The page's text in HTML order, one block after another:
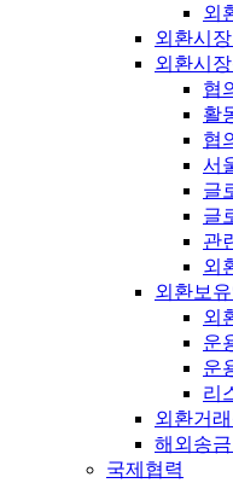
외
외환시
외환시
협
활
협
서
글
글
관
외
외환보
외
운
운
리
외환거
해외송
국제협력